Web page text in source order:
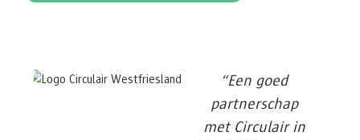
“Een goed
partnerschap
met Circulair in